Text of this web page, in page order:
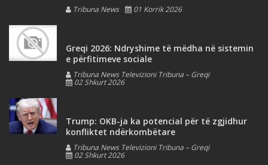
Tribuna News 01 Korrik 2026
Greqi 2026: Ndryshime të mëdha në sistemin
e përfitimeve sociale
Tribuna News Televizioni Tribuna – Greqi
02 Shkurt 2026
Trump: OKB-ja ka potencial për të zgjidhur
konfliktet ndërkombëtare
Tribuna News Televizioni Tribuna – Greqi
02 Shkurt 2026